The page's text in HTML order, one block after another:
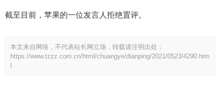
截至目前，苹果的一位发言人拒绝置评。
本文来自网络，不代表站长网立场，转载请注明出处：
https://www.tzzz.com.cn/html/chuangye/dianping/2021/0523/4290.htm